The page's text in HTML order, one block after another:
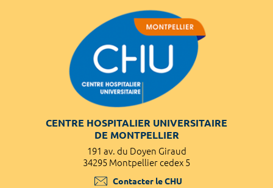
CENTRE HOSPITALIER UNIVERSITAIRE
DE MONTPELLIER
191 av. du Doyen Giraud
34295 Montpellier cedex 5
Contacter le CHU